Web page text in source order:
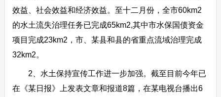
效益、社会效益和经济效益。至十二月份，全市60km2
的水土流失治理任务已完成65km2,其中市水保国债资金
项目完成23km2，市、某县和县的省重点流域治理完成
32km2。
2、水土保持宣传工作进一步加强。截至目前今年已
在《某日报》上发表文章和报道8篇，在某电视台播出6